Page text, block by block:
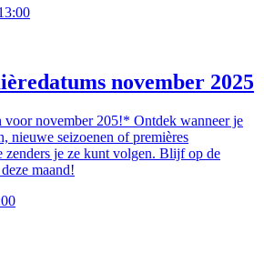
november 2025
voor november 205!* Ontdek wanneer je
nieuwe seizoenen of premières
zenders je ze kunt volgen. Blijf op de
maand!